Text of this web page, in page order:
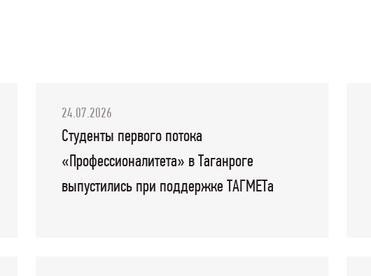
24.07.2026
Студенты первого потока
«Профессионалитета» в Таганроге
выпустились при поддержке ТАГМЕТа